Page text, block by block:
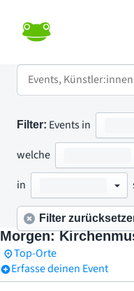
Filter: Events in
welche
in
Filter
Morgen:
Top-Orte
Erfasse deinen Event